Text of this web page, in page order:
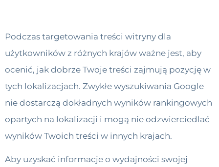
Podczas targetowania treści witryny dla
użytkowników z różnych krajów ważne jest, aby
ocenić, jak dobrze Twoje treści zajmują pozycję w
tych lokalizacjach. Zwykłe wyszukiwania Google
nie dostarczą dokładnych wyników rankingowych
opartych na lokalizacji i mogą nie odzwierciedlać
wyników Twoich treści w innych krajach.
Aby uzyskać informacje o wydajności swojej